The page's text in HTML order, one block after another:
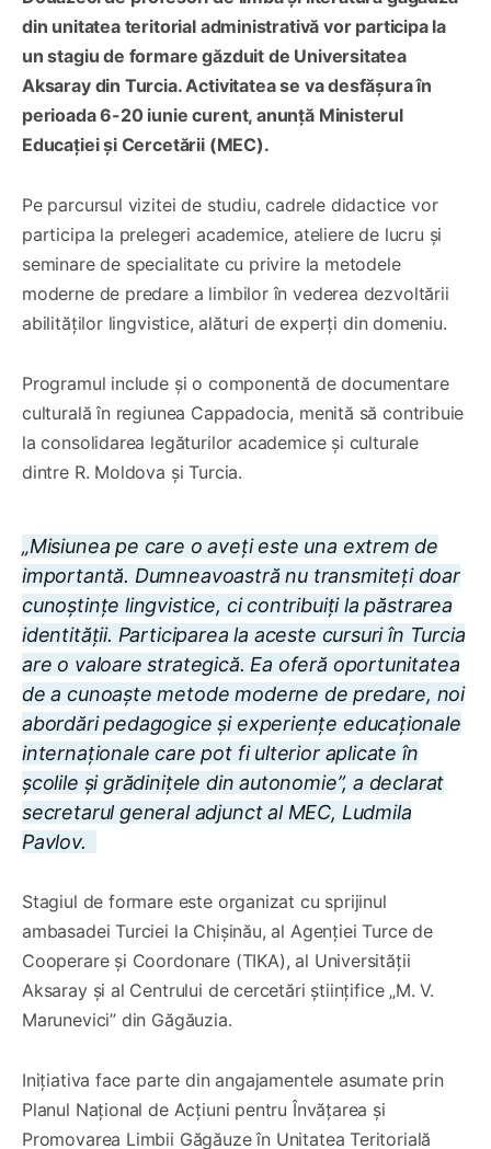
din unitatea teritorial administrativă vor participa la
un stagiu de formare găzduit de Universitatea
Aksaray din Turcia. Activitatea se va desfășura în
perioada 6-20 iunie curent, anunță Ministerul
Educației și Cercetării (MEC).
Pe parcursul vizitei de studiu, cadrele didactice vor
participa la prelegeri academice, ateliere de lucru și
seminare de specialitate cu privire la metodele
moderne de predare a limbilor în vederea dezvoltării
abilităților lingvistice, alături de experți din domeniu.
Programul include și o componentă de documentare
culturală în regiunea Cappadocia, menită să contribuie
la consolidarea legăturilor academice și culturale
dintre R. Moldova și Turcia.
„Misiunea pe care o aveți este una extrem de
importantă. Dumneavoastră nu transmiteți doar
cunoștințe lingvistice, ci contribuiți la păstrarea
identității. Participarea la aceste cursuri în Turcia
are o valoare strategică. Ea oferă oportunitatea
de a cunoaște metode moderne de predare, noi
abordări pedagogice și experiențe educaționale
internaționale care pot fi ulterior aplicate în
școlile și grădinițele din autonomie”, a declarat
secretarul general adjunct al MEC, Ludmila
Pavlov.
Stagiul de formare este organizat cu sprijinul
ambasadei Turciei la Chișinău, al Agenției Turce de
Cooperare și Coordonare (TIKA), al Universității
Aksaray și al Centrului de cercetări științifice „M. V.
Marunevici” din Găgăuzia.
Inițiativa face parte din angajamentele asumate prin
Planul Național de Acțiuni pentru Învățarea și
Promovarea Limbii Găgăuze în Unitatea Teritorială